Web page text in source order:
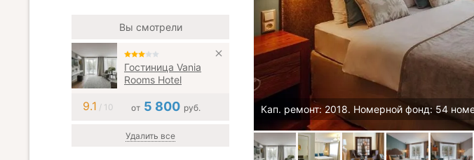
Кап. ремонт: 2018. Номерной фонд: 54
Вы смотрели
Гостиница Vania
Rooms Hotel
9.1 / 10 от 5 800 руб.
Удалить все